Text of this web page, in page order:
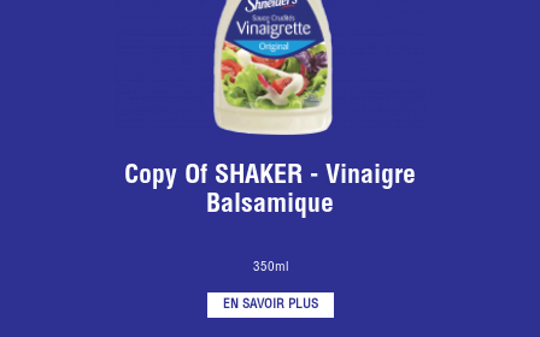
Copy Of SHAKER - Vinaigre
Balsamique
350ml
EN SAVOIR PLUS